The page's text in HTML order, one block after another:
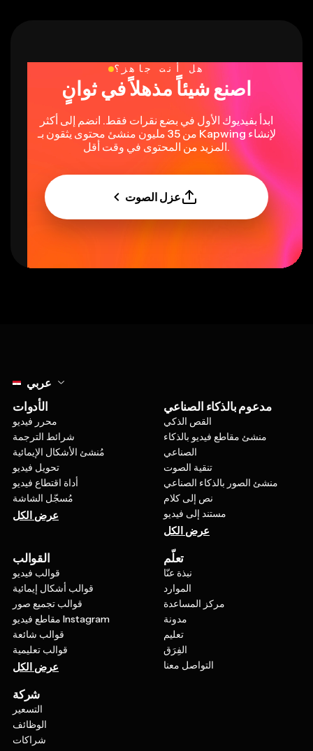
هل أنت جاهز؟
اصنع شيئاً مذهلاً في ثوانٍ
ابدأ بفيديوك الأول في بضع نقرات فقط. انضم إلى أكثر
من 35 مليون منشئ محتوى يثقون بـ Kapwing لإنشاء
المزيد من المحتوى في وقت أقل.
عزل الصوت
عربي
الأدوات
محرر فيديو
شرائط الترجمة
مُنشئ الأشكال الإيمائية
تحويل فيديو
أداة اقتطاع فيديو
مُسجّل الشاشة
عرض الكل
مدعوم بالذكاء الصناعي
القص الذكي
منشئ مقاطع فيديو بالذكاء
الصناعي
تنقية الصوت
منشئ الصور بالذكاء الصناعي
نص إلى كلام
مستند إلى فيديو
عرض الكل
القوالب
قوالب فيديو
قوالب أشكال إيمائية
قوالب تجميع صور
مقاطع فيديو Instagram
قوالب شائعة
قوالب تعليمية
عرض الكل
تعلّم
نبذة عنّا
الموارد
مركز المساعدة
مدونة
تعليم
الفِرَق
التواصل معنا
شركة
التسعير
الوظائف
شراكات